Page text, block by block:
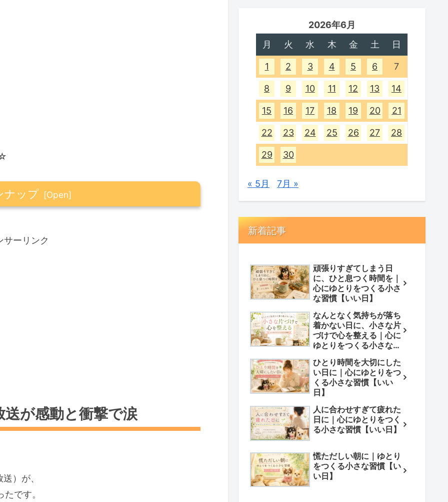
ナップ
サーリンク
が感動と衝撃で涙
）が、
です。
2026年6月
月
火 水 木 金 土 日
1 2 3 4 5 6 7
8 9 10 11 12 13 14
15 16 17 18 19 20 21
22 23 24 25 26 27 28
29 30
« 5月 7月 »
新着記事
頑張りすぎてしまう日
に、ひと息つく時間を｜
心にゆとりをつくる小さ
な習慣【いい日】
なんとなく気持ちが落ち
着かない日に、小さな片
づけで心を整える｜心に
ゆとりをつくる小さな習
ひとり時間を大切にした
い日に｜心にゆとりをつ
くる小さな習慣【いい
日】
人に合わせすぎて疲れた
日に｜心にゆとりをつく
る小さな習慣【いい日】
慌ただしい朝に｜ゆとり
をつくる小さな習慣【い
い日】